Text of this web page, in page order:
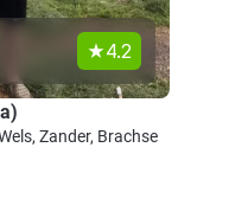
4.2
Zander, Brachse